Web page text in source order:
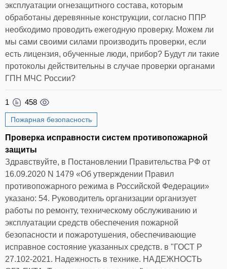
эксплуатации огнезащитного состава, которым
обработаны деревянные конструкции, согласно ППР
необходимо проводить ежегодную проверку. Можем ли
мы сами своими силами производить проверки, если
есть лицензия, обученные люди, прибор? Будут ли такие
протоколы действительны в случае проверки органами
ГПН МЧС России?
1 458
Пожарная безопасность
Проверка исправности систем противопожарной
защиты
Здравствуйте, в Постановлении Правительства РФ от
16.09.2020 N 1479 «Об утверждении Правил
противопожарного режима в Российской Федерации»
указано: 54. Руководитель организации организует
работы по ремонту, техническому обслуживанию и
эксплуатации средств обеспечения пожарной
безопасности и пожаротушения, обеспечивающие
исправное состояние указанных средств. в "ГОСТ Р
27.102-2021. Надежность в технике. НАДЕЖНОСТЬ